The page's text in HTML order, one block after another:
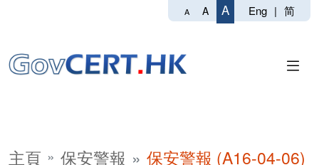
A A A Eng | 简
主頁 保安警報 保安警報 (A16-04-06)